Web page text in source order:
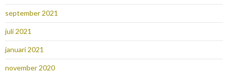
september 2021
juli 2021
januari 2021
november 2020